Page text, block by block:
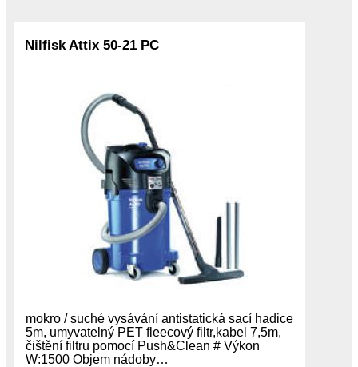
Nilfisk Attix 50-21 PC
mokro / suché vysávání antistatická sací hadice
5m, umyvatelný PET fleecový filtr,kabel 7,5m,
čištění filtru pomocí Push&Clean # Výkon
W:1500 Objem nádoby…